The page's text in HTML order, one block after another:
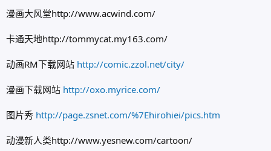
漫画大风堂http://www.acwind.com/
卡通天地http://tommycat.my163.com/
动画RM下载网站 http://comic.zzol.net/city/
漫画下载网站 http://oxo.myrice.com/
图片秀 http://page.zsnet.com/%7Ehirohiei/pics.htm
动漫新人类http://www.yesnew.com/cartoon/